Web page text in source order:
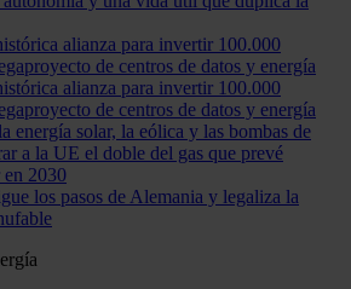
alianza para invertir 100.000
de centros de datos y energía
alianza para invertir 100.000
de centros de datos y energía
energía solar, la eólica y las bombas de
a la UE el doble del gas que prevé
en 2030
los pasos de Alemania y legaliza la